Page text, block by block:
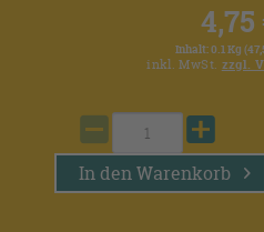
4,75
Inhalt:0.1 Kg
inkl. MwSt. zzgl.
In denWarenkorb